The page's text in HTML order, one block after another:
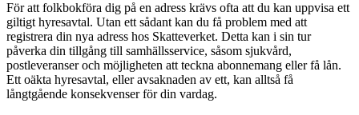
För att folkbokföra dig på en adress krävs ofta att du kan uppvisa ett
giltigt hyresavtal. Utan ett sådant kan du få problem med att
registrera din nya adress hos Skatteverket. Detta kan i sin tur
påverka din tillgång till samhällsservice, såsom sjukvård,
postleveranser och möjligheten att teckna abonnemang eller få lån.
Ett oäkta hyresavtal, eller avsaknaden av ett, kan alltså få
långtgående konsekvenser för din vardag.